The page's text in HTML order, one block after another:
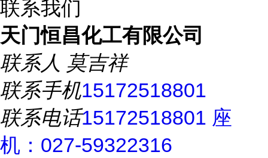
联系我们
天门恒昌化工有限公司
联系人 莫吉祥
联系手机15172518801
联系电话15172518801 座
机：027-59322316